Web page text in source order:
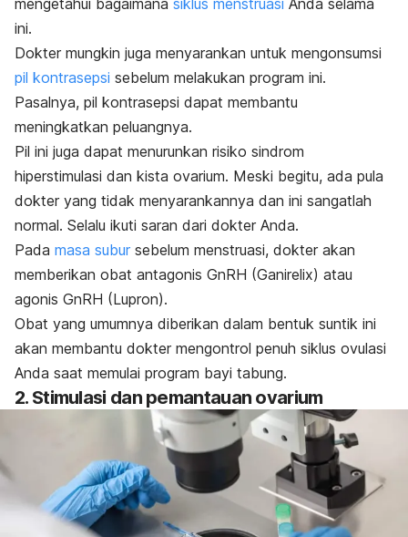
mengetahui bagaimana siklus menstruasi Anda selama
ini.
Dokter mungkin juga menyarankan untuk mengonsumsi
pil kontrasepsi sebelum melakukan program ini.
Pasalnya, pil kontrasepsi dapat membantu
meningkatkan peluangnya.
Pil ini juga dapat menurunkan risiko sindrom
hiperstimulasi dan kista ovarium. Meski begitu, ada pula
dokter yang tidak menyarankannya dan ini sangatlah
normal. Selalu ikuti saran dari dokter Anda.
Pada masa subur sebelum menstruasi, dokter akan
memberikan obat antagonis GnRH (Ganirelix) atau
agonis GnRH (Lupron).
Obat yang umumnya diberikan dalam bentuk suntik ini
akan membantu dokter mengontrol penuh siklus ovulasi
Anda saat memulai program bayi tabung.
2. Stimulasi dan pemantauan ovarium